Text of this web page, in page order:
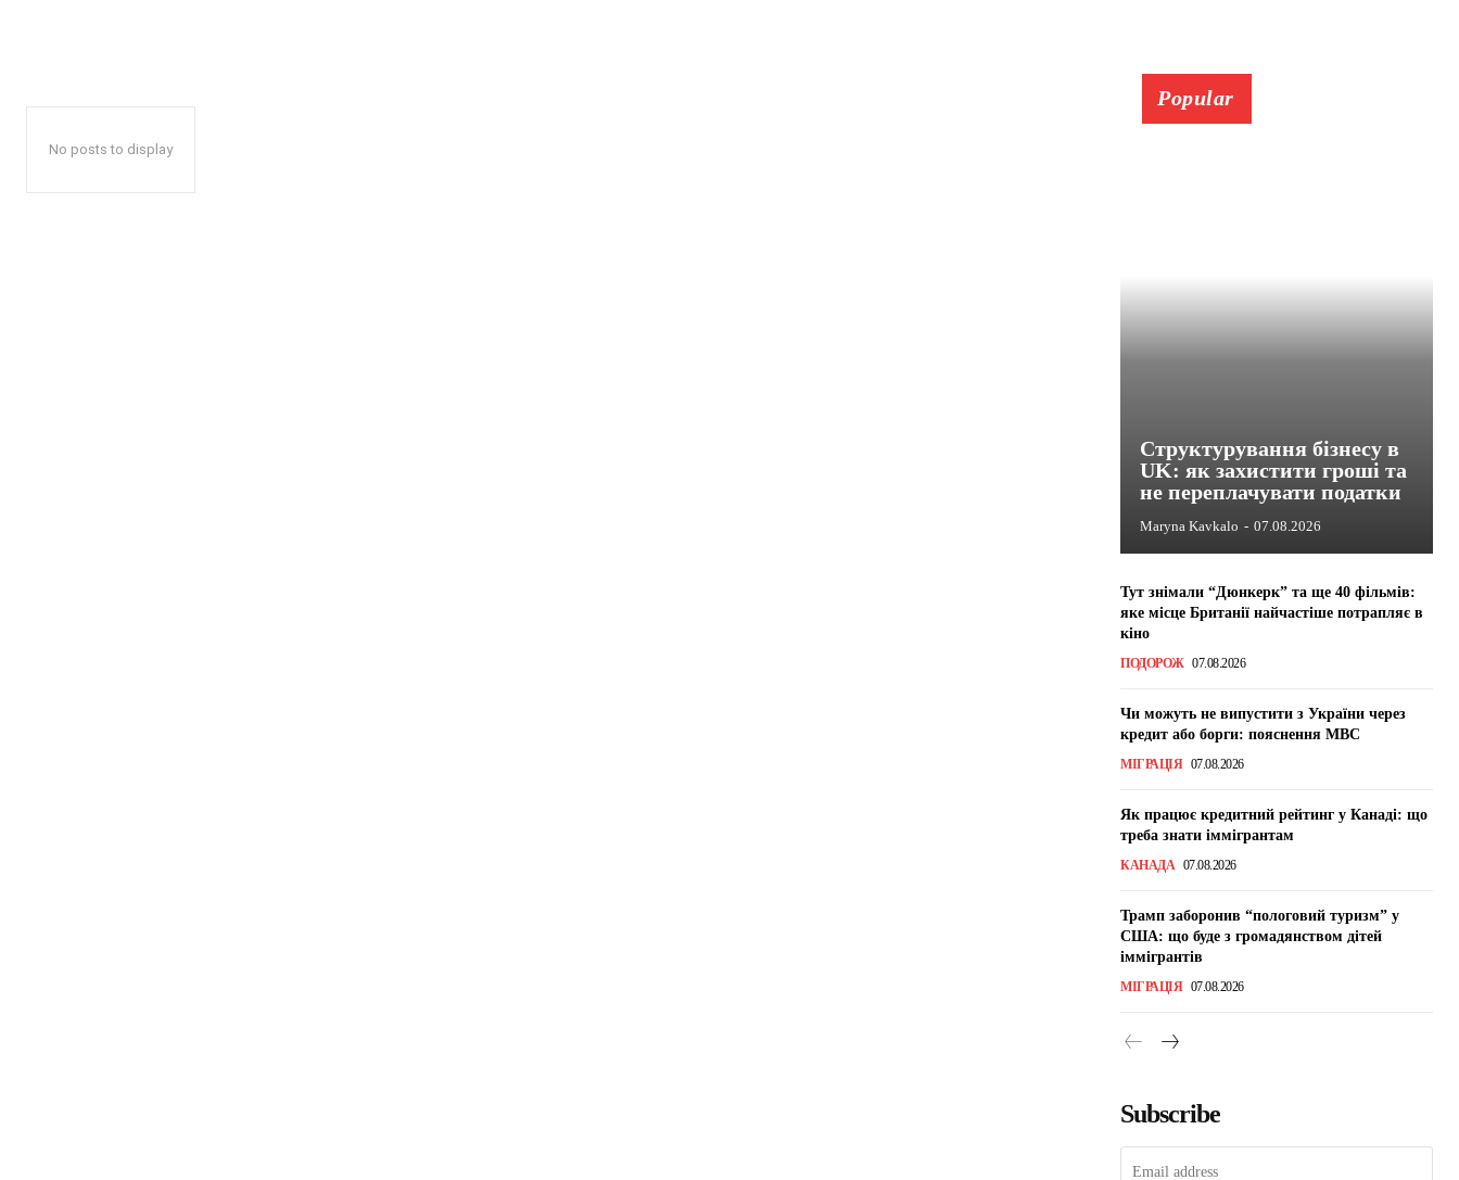
No posts to display
Popular
Структурування бізнесу в
UK: як захистити гроші та
не переплачувати податки
Maryna Kavkalo - 07.08.2026
Тут знімали “Дюнкерк” та ще 40 фільмів:
яке місце Британії найчастіше потрапляє в
кіно
ПОДОРОЖ 07.08.2026
Чи можуть не випустити з України через
кредит або борги: пояснення МВС
МІГРАЦІЯ 07.08.2026
Як працює кредитний рейтинг у Канаді: що
треба знати іммігрантам
КАНАДА 07.08.2026
Трамп заборонив “пологовий туризм” у
США: що буде з громадянством дітей
іммігрантів
МІГРАЦІЯ 07.08.2026
Subscribe